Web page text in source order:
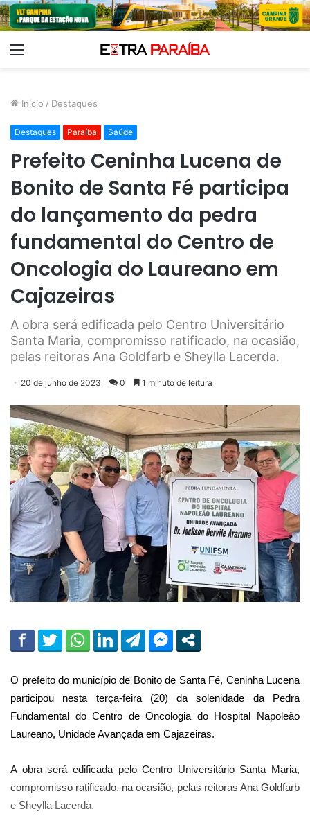
Início / Destaques
Destaques Paraíba Saúde
Prefeito Ceninha Lucena de
Bonito de Santa Fé participa
do lançamento da pedra
fundamental do Centro de
Oncologia do Laureano em
Cajazeiras
A obra será edificada pelo Centro Universitário
Santa Maria, compromisso ratificado, na ocasião,
pelas reitoras Ana Goldfarb e Sheylla Lacerda.
20 de junho de 2023 0 1 minuto de leitura
O prefeito do município de Bonito de Santa Fé, Ceninha Lucena
participou nesta terça-feira (20) da solenidade da Pedra
Fundamental do Centro de Oncologia do Hospital Napoleão
Laureano, Unidade Avançada em Cajazeiras.
A obra será edificada pelo Centro Universitário Santa Maria,
compromisso ratificado, na ocasião, pelas reitoras Ana Goldfarb
e Sheylla Lacerda.